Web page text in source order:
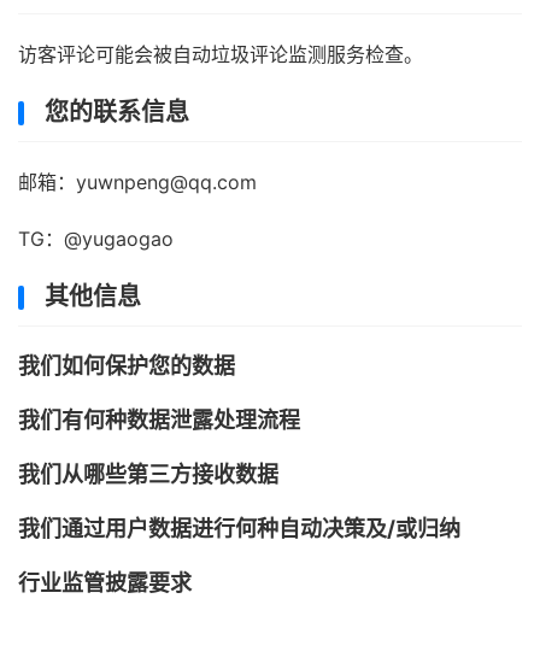
访客评论可能会被自动垃圾评论监测服务检查。
您的联系信息
邮箱：yuwnpeng@qq.com
TG：@yugaogao
其他信息
我们如何保护您的数据
我们有何种数据泄露处理流程
我们从哪些第三方接收数据
我们通过用户数据进行何种自动决策及/或归纳
行业监管披露要求